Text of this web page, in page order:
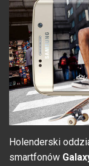
Holenderski
smartfonów